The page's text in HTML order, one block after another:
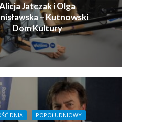
Jatczak i Olga
– Kutnowski
Dom Kultury
DNIA POPOŁUDNIOWY